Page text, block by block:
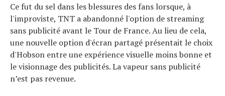
Ce fut du sel dans les blessures des fans lorsque, à
l'improviste, TNT a abandonné l'option de streaming
sans publicité avant le Tour de France. Au lieu de cela,
une nouvelle option d'écran partagé présentait le choix
d'Hobson entre une expérience visuelle moins bonne et
le visionnage des publicités. La vapeur sans publicité
n’est pas revenue.